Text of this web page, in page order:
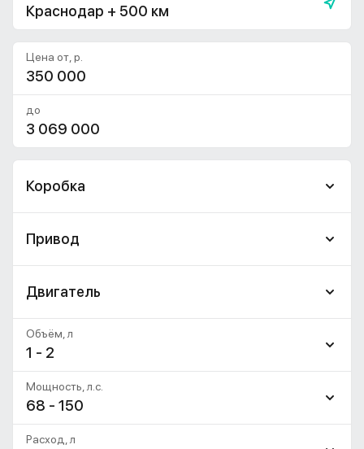
Краснодар + 500 км
Цена от, р.
до
Коробка
Привод
Двигатель
1 - 2
Объём, л
68 - 150
Мощность, л.с.
Расход, л